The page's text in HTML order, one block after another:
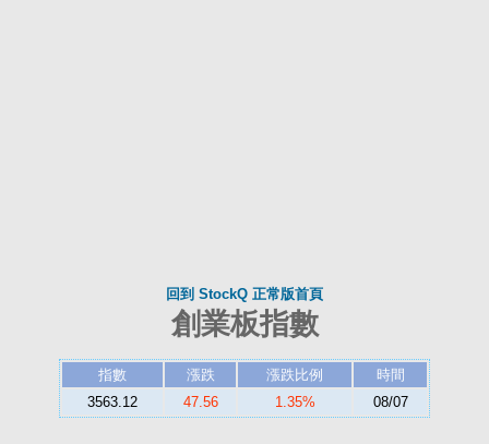
回到 StockQ 正常版首頁
創業板指數
指數 漲跌 漲跌比例
時間
3563.12
47.56 1.35% 08/07